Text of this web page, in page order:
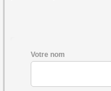
Votre nom